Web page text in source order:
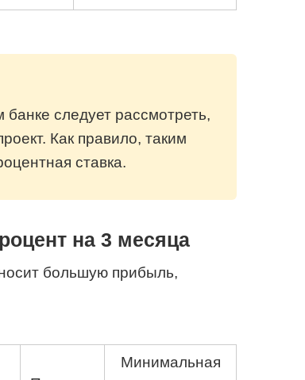
следует рассмотреть,
Как правило, таким
ставка.
на 3 месяца
большую прибыль,
Минимальная